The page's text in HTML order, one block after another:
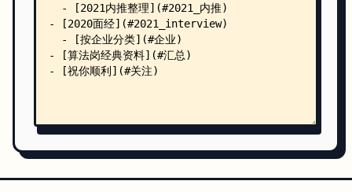
    └── math/
├── 机器学习与深度学习中的数学知识点汇总（一
├── 机器学习与深度学习中的数学知识点汇总（三
├── 机器学习与深度学习中的数学知识点汇总（二
├── 机器学习与深度学习中的数学知识点汇总（五